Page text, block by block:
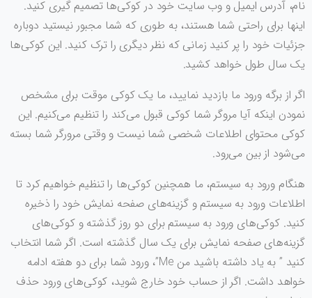
نام، آدرس ایمیل و وب سایت خود در کوکی‌ها تصمیم گیری کنید.
اینها برای راحتی شما هستند، به طوری که شما مجبور نیستید دوباره
جزئیات خود را پر کنید زمانی که نظر دیگری را ترک کنید. این کوکی‌ها
یک سال طول خواهد کشید.
اگر از برگه ورود ما بازدید نمایید، ما یک کوکی موقت برای مشخص
نمودن اینکه آیا مروگر شما کوکی قبول می‌کند را تنظیم می‌کنیم. این
کوکی محتوای اطلاعات شخصی شما نیست و وقتی مرورگر شما بسته
می‌شود از بین می‌رود.
هنگام ورود به سیستم، ما همچنین کوکی‌ها را تنظیم خواهیم کرد تا
اطلاعات ورود به سیستم و گزینه‌های صفحه نمایش خود را ذخیره
کنید. کوکی‌های ورود به سیستم برای دو روز گذشته و کوکی‌های
گزینه‌های صفحه نمایش برای یک سال گذشته است. اگر شما انتخاب
کنید ” به یاد داشته باشید من Me”، ورود شما برای دو هفته ادامه
خواهد داشت. اگر از حساب خود خارج شوید، کوکی‌های ورود حذف